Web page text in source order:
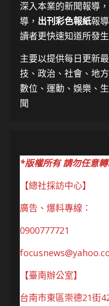
深入本業的新聞報導
導， 出刊彩色報紙報
讀者更快速知道所發
主要以提供每日更新
技、 政治、社會、地
數位、運動、娛樂、
聞
*版權所有 請勿任意
【總社採訪中心】
廣告、爆料專線：
0900777721
【臺南辦公室】
台南市東區崇德21街